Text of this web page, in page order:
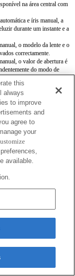
na área central com
e íris manual, a
durante um instante e a
o modelo da lente e o
correctamente.
o valor de abertura é
do modo de
e íris manual durante
não é prolongado.
a opção Background
função Photo Creativity
a apresentação no
Copyright 2026 Sony Corporation
this
always
to improve
and
agree to
your
available.